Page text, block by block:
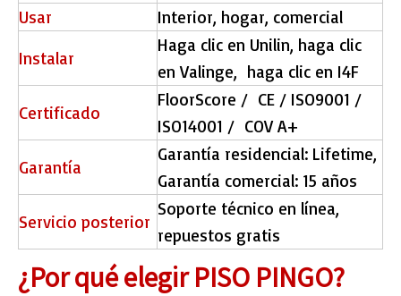
Usar
Interior, hogar, comercial
Instalar
Haga clic en Unilin, haga clic
en Valinge, haga clic en I4F
Certificado
FloorScore / CE / ISO9001 /
ISO14001 / COV A+
Garantía
Garantía residencial: Lifetime,
Garantía comercial: 15 años
Servicio posterior
Soporte técnico en línea,
repuestos gratis
¿Por qué elegir PISO PINGO?